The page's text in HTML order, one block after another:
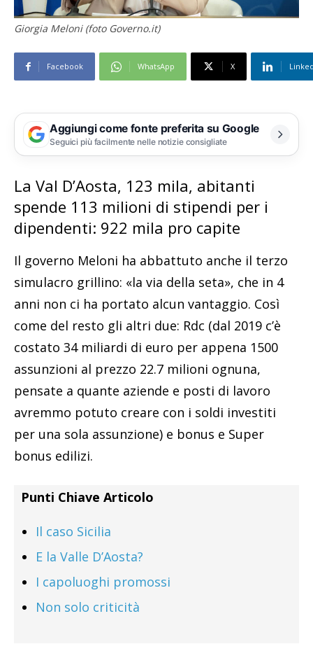
Giorgia Meloni (foto Governo.it)
Facebook WhatsApp X
Aggiungi come fonte preferita su Google
Seguici più facilmente nelle notizie consigliate
La Val D’Aosta, 123 mila, abitanti
spende 113 milioni di stipendi per i
dipendenti: 922 mila pro capite
Il governo Meloni ha abbattuto anche il terzo
simulacro grillino: «la via della seta», che in 4
anni non ci ha portato alcun vantaggio. Così
come del resto gli altri due: Rdc (dal 2019 c’è
costato 34 miliardi di euro per appena 1500
assunzioni al prezzo 22.7 milioni ognuna,
pensate a quante aziende e posti di lavoro
avremmo potuto creare con i soldi investiti
per una sola assunzione) e bonus e Super
bonus edilizi.
Punti Chiave Articolo
Il caso Sicilia
E la Valle D’Aosta?
I capoluoghi promossi
Non solo criticità